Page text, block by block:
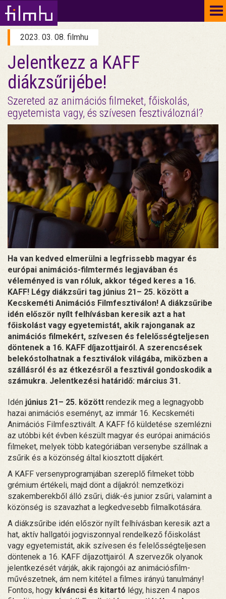
2023. 03. 08. filmhu
Jelentkezz a KAFF
diákzsűrijébe!
Szereted az animációs filmeket, főiskolás,
egyetemista vagy, és szívesen fesztiváloznál?
Ha van kedved elmerülni a legfrissebb magyar és
európai animációs-filmtermés legjavában és
véleményed is van róluk, akkor téged keres a 16.
KAFF! Légy diákzsűri tag június 21– 25. között a
Kecskeméti Animációs Filmfesztiválon! A diákzsűribe
idén először nyílt felhívásban keresik azt a hat
főiskolást vagy egyetemistát, akik rajonganak az
animációs filmekért, szívesen és felelősségteljesen
döntenek a 16. KAFF díjazottjairól. A szerencsések
belekóstolhatnak a fesztiválok világába, miközben a
szállásról és az étkezésről a fesztivál gondoskodik a
számukra. Jelentkezési határidő: március 31.
Idén június 21– 25. között rendezik meg a legnagyobb
hazai animációs eseményt, az immár 16. Kecskeméti
Animációs Filmfesztivált. A KAFF fő küldetése szemlézni
az utóbbi két évben készült magyar és európai animációs
filmeket, melyek több kategóriában versenybe szállnak a
zsűrik és a közönség által kiosztott díjakért.
A KAFF versenyprogramjában szereplő filmeket több
grémium értékeli, majd dönt a díjakról: nemzetközi
szakemberekből álló zsűri, diák-és junior zsűri, valamint a
közönség is szavazhat a legkedvesebb filmalkotására.
A diákzsűribe idén először nyílt felhívásban keresik azt a
hat, aktív hallgatói jogviszonnyal rendelkező főiskolást
vagy egyetemistát, akik szívesen és felelősségteljesen
döntenek a 16. KAFF díjazottjairól. A szervezők olyanok
jelentkezését várják, akik rajongói az animációsfilm-
művészetnek, ám nem kitétel a filmes irányú tanulmány!
Fontos, hogy kíváncsi és kitartó légy, hiszen 4 napos